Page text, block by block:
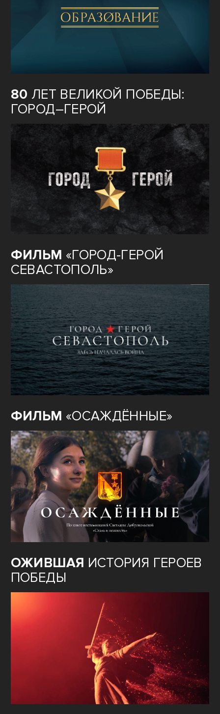
80 ЛЕТ ВЕЛИКОЙ ПОБЕДЫ:
ГОРОД–ГЕРОЙ
ФИЛЬМ «ГОРОД-ГЕРОЙ
СЕВАСТОПОЛЬ»
ФИЛЬМ «ОСАЖДЁННЫЕ»
ОЖИВШАЯ ИСТОРИЯ ГЕРОЕВ
ПОБЕДЫ